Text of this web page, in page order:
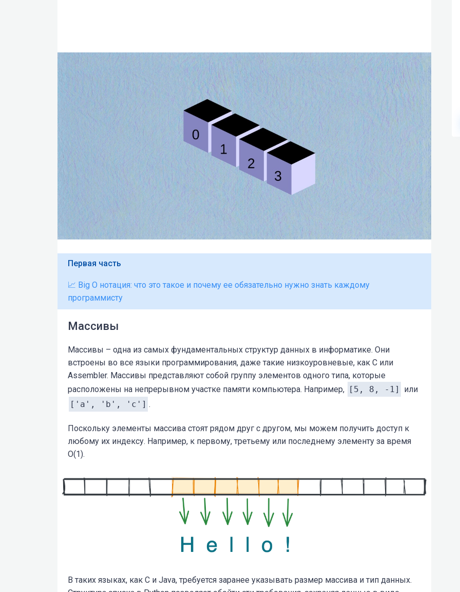
Первая часть
📈 Big O нотация: что это такое и почему ее обязательно нужно знать каждому
программисту
Массивы
Массивы – одна из самых фундаментальных структур данных в информатике. Они
встроены во все языки программирования, даже такие низкоуровневые, как C или
Assembler. Массивы представляют собой группу элементов одного типа, которые
расположены на непрерывном участке памяти компьютера. Например, [5, 8, -1]
или
['a', 'b', 'c'] .
Поскольку элементы массива стоят рядом друг с другом, мы можем получить доступ к
любому их индексу. Например, к первому, третьему или последнему элементу за время
O(1).
В таких языках, как C и Java, требуется заранее указывать размер массива и тип данных.